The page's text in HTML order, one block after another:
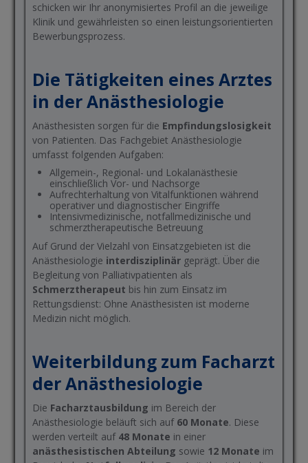
schicken wir Ihr anonymisiertes Profil an die jeweilige
Klinik und gewährleisten so einen leistungsorientierten
Bewerbungsprozess.
Die Tätigkeiten eines Arztes
in der Anästhesiologie
Anästhesisten sorgen für die Empfindungslosigkeit
von Patienten. Das Fachgebiet Anästhesiologie
umfasst folgenden Aufgaben:
Allgemein-, Regional- und Lokalanästhesie
einschließlich Vor- und Nachsorge
Aufrechterhaltung von Vitalfunktionen während
operativer und diagnostischer Eingriffe
Intensivmedizinische, notfallmedizinische und
schmerztherapeutische Betreuung
Auf Grund der Vielzahl von Einsatzgebieten ist die
Anästhesiologie interdisziplinär geprägt. Über die
Begleitung von Palliativpatienten als
Schmerztherapeut bis hin zum Einsatz im
Rettungsdienst: Ohne Anästhesisten ist moderne
Medizin nicht möglich.
Weiterbildung zum Facharzt
der Anästhesiologie
Die Facharztausbildung im Bereich der
Anästhesiologie beläuft sich auf 60 Monate. Diese
werden verteilt auf 48 Monate in einer
anästhesistischen Abteilung sowie 12 Monate im